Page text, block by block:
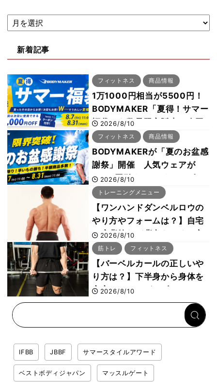
新着記事
フィットネス 商品情報
1万1000円相当が5500円！
BODYMAKER「夏得！サマー
福袋」を数量限定販売 次回
使える1000円OFFクーポン
も
2026/8/10
フィットネス 商品情報
BODYMAKERが「夏のお盆感
謝祭」開催 人気ウェアが
1000円引き、UVクールポン
チョは半額の990円に
2026/8/10
トレーニングメニュー
【ワンハンドダンベルロウの
やり方やフォームは？】自宅
で広背筋など背中をつくる方
法をボディビル世界王者・鈴
木雅選手が解説
2026/8/10
筋トレ フィットネス
【バーベルカールの正しいや
り方は？】下半身から身体を
安定させるのがカギ！
2026/8/10
IFBB JBBF サマースタイルアワード
ベストボディジャパン マッスルゲート